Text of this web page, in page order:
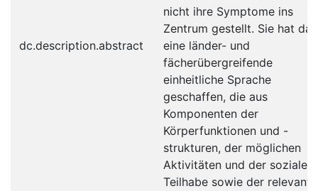
dc.description.abstract
nicht ihre Symptome ins
Zentrum gestellt. Sie hat
eine länder- und
fächerübergreifende
einheitliche Sprache
geschaffen, die aus
Komponenten der
Körperfunktionen und -
strukturen, der möglichen
Aktivitäten und der sozialen
Teilhabe sowie der